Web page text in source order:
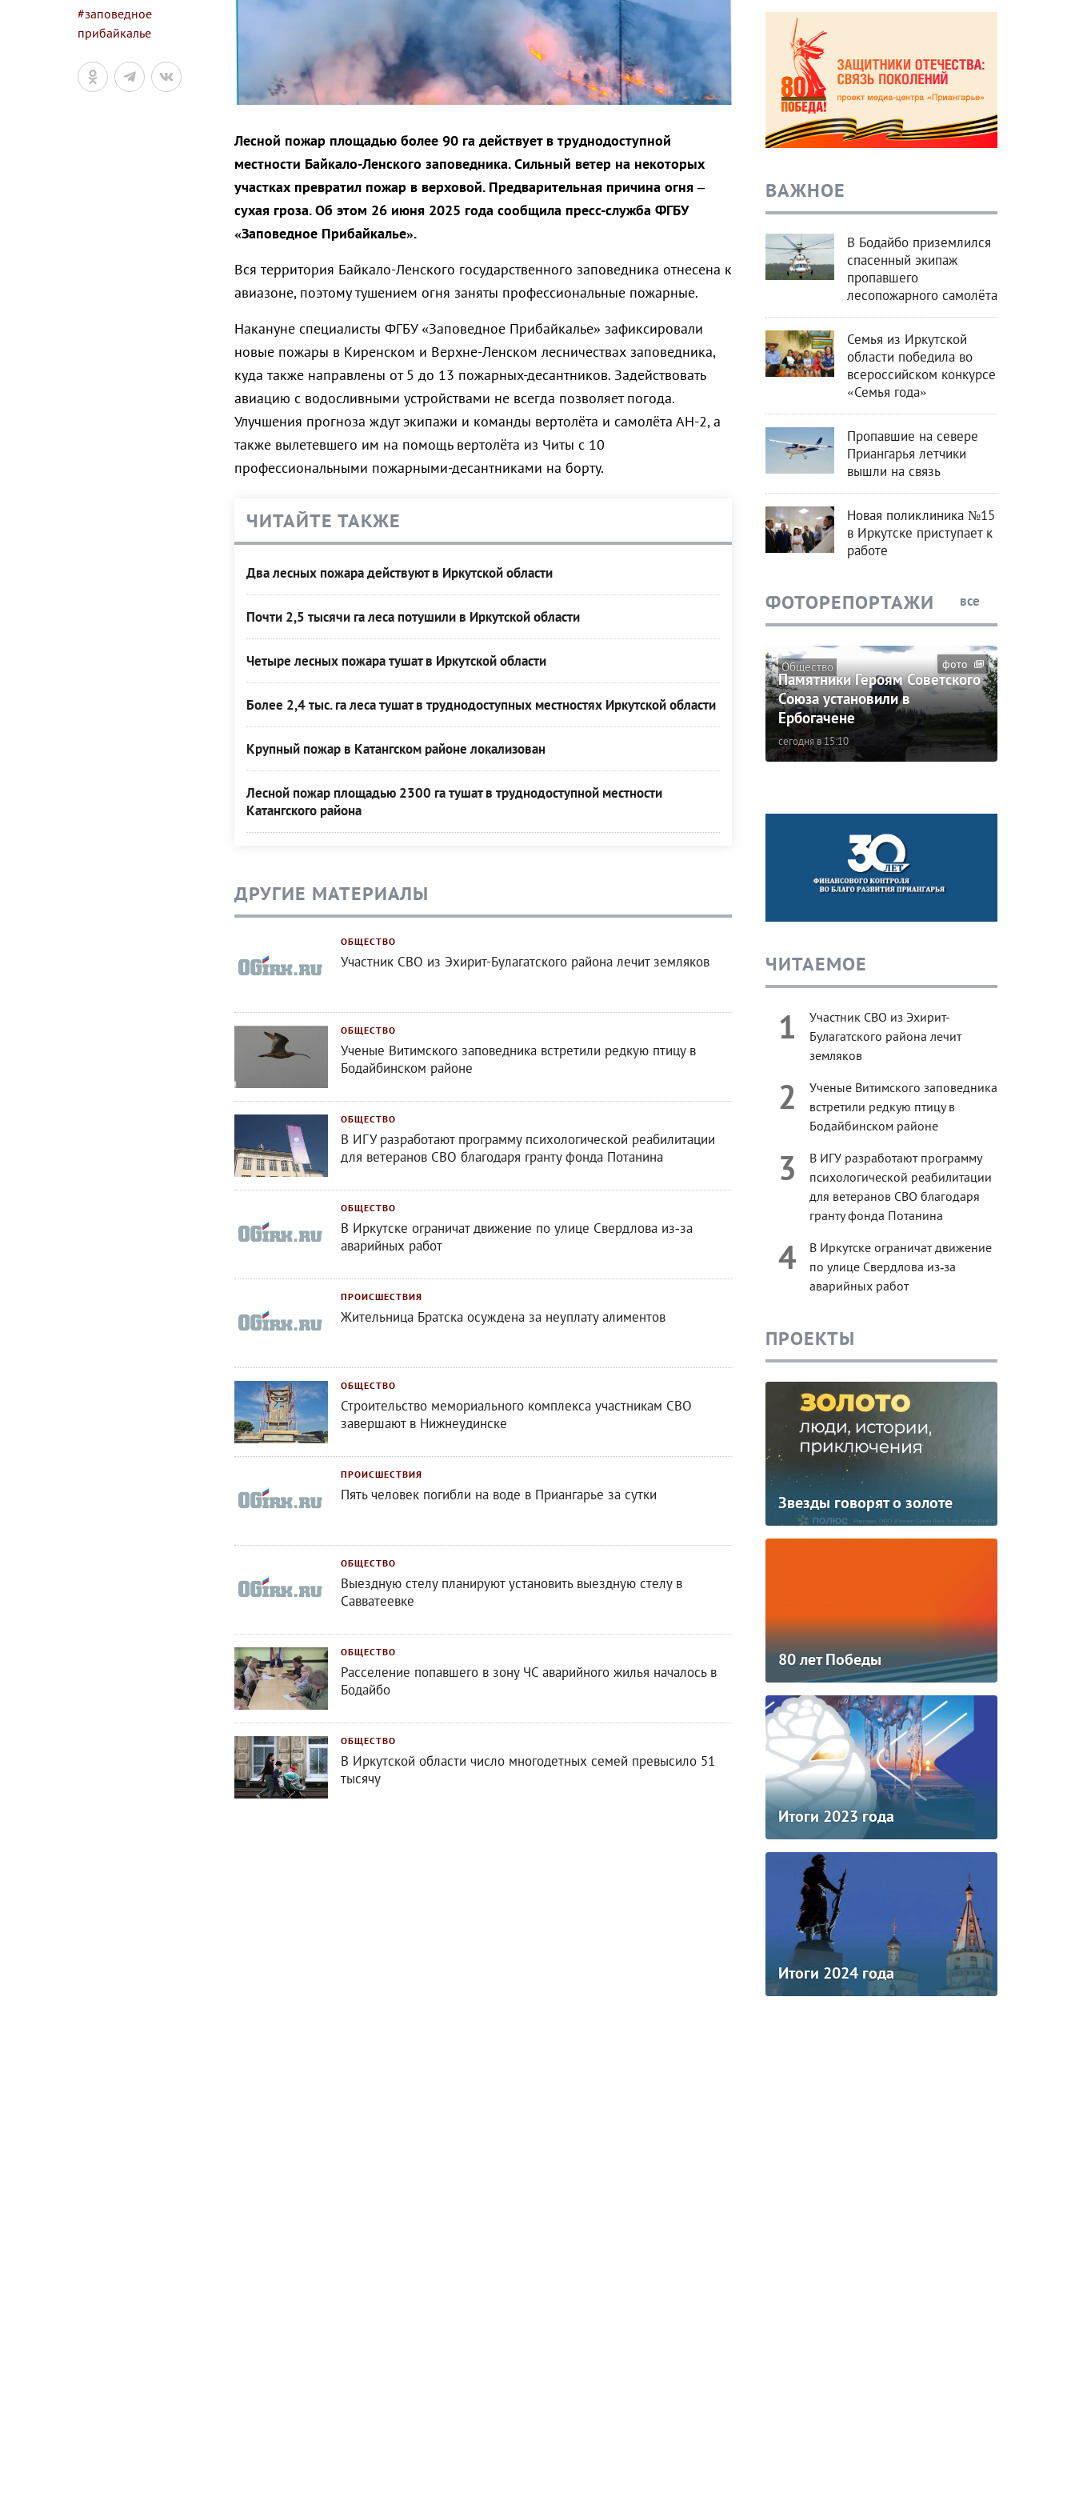
#заповедное
прибайкалье
Лесной пожар площадью более 90 га действует в труднодоступной
местности Байкало-Ленского заповедника. Сильный ветер на некоторых
участках превратил пожар в верховой. Предварительная причина огня –
сухая гроза. Об этом 26 июня 2025 года сообщила пресс-служба ФГБУ
«Заповедное Прибайкалье».
Вся территория Байкало-Ленского государственного заповедника отнесена к
авиазоне, поэтому тушением огня заняты профессиональные пожарные.
Накануне специалисты ФГБУ «Заповедное Прибайкалье» зафиксировали
новые пожары в Киренском и Верхне-Ленском лесничествах заповедника,
куда также направлены от 5 до 13 пожарных-десантников. Задействовать
авиацию с водосливными устройствами не всегда позволяет погода.
Улучшения прогноза ждут экипажи и команды вертолёта и самолёта АН-2, а
также вылетевшего им на помощь вертолёта из Читы с 10
профессиональными пожарными-десантниками на борту.
ЧИТАЙТЕ ТАКЖЕ
Два лесных пожара действуют в Иркутской области
Почти 2,5 тысячи га леса потушили в Иркутской области
Четыре лесных пожара тушат в Иркутской области
Более 2,4 тыс. га леса тушат в труднодоступных местностях Иркутской области
Крупный пожар в Катангском районе локализован
Лесной пожар площадью 2300 га тушат в труднодоступной местности
Катангского района
ДРУГИЕ МАТЕРИАЛЫ
ОБЩЕСТВО
Участник СВО из Эхирит-Булагатского района лечит земляков
ОБЩЕСТВО
Ученые Витимского заповедника встретили редкую птицу в
Бодайбинском районе
ОБЩЕСТВО
В ИГУ разработают программу психологической реабилитации
для ветеранов СВО благодаря гранту фонда Потанина
ОБЩЕСТВО
В Иркутске ограничат движение по улице Свердлова из‑за
аварийных работ
ПРОИСШЕСТВИЯ
Жительница Братска осуждена за неуплату алиментов
ОБЩЕСТВО
Строительство мемориального комплекса участникам СВО
завершают в Нижнеудинске
ПРОИСШЕСТВИЯ
Пять человек погибли на воде в Приангарье за сутки
ОБЩЕСТВО
Выездную стелу планируют установить выездную стелу в
Савватеевке
ОБЩЕСТВО
Расселение попавшего в зону ЧС аварийного жилья началось в
Бодайбо
ОБЩЕСТВО
В Иркутской области число многодетных семей превысило 51
тысячу
ВАЖНОЕ
В Бодайбо приземлился
спасенный экипаж
пропавшего
лесопожарного самолёта
Семья из Иркутской
области победила во
всероссийском конкурсе
«Семья года»
Пропавшие на севере
Приангарья летчики
вышли на связь
Новая поликлиника №15
в Иркутске приступает к
работе
ФОТОРЕПОРТАЖИ все
фото
Общество
Памятники Героям Советского
Союза установили в
Ербогачене
сегодня в 15:10
ЧИТАЕМОЕ
1
Участник СВО из Эхирит-
Булагатского района лечит
земляков
2
Ученые Витимского заповедника
встретили редкую птицу в
Бодайбинском районе
3
В ИГУ разработают программу
психологической реабилитации
для ветеранов СВО благодаря
гранту фонда Потанина
4
В Иркутске ограничат движение
по улице Свердлова из‑за
аварийных работ
ПРОЕКТЫ
Звезды говорят о золоте
80 лет Победы
Итоги 2023 года
Итоги 2024 года